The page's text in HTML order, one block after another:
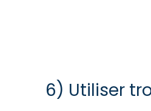
6) Utiliser